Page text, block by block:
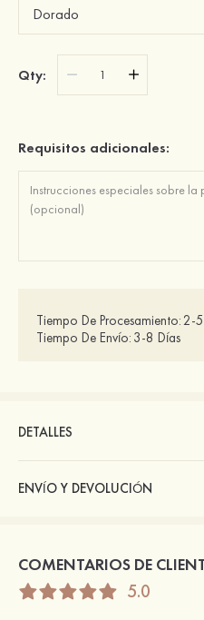
Qty:
Requisitos adicionales:
Tiempo De Procesamiento: 2-
Tiempo De Envío: 3-8 Días
DETALLES
ENVÍO Y DEVOLUCIÓN
COMENTARIOS DE
5.0